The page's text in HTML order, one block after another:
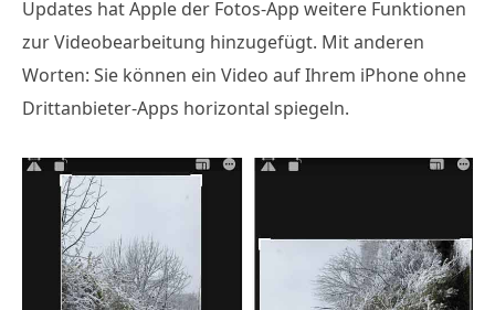
Updates hat Apple der Fotos-App weitere Funktionen
zur Videobearbeitung hinzugefügt. Mit anderen
Worten: Sie können ein Video auf Ihrem iPhone ohne
Drittanbieter-Apps horizontal spiegeln.